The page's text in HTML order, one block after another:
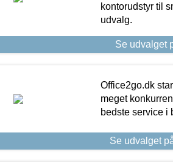
kontorudstyr til
udvalg.
Se udvalget
Office2go.dk
meget
bedste service i
Se udvalget